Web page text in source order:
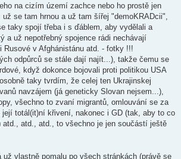
na cizím území zachce nebo ho prostě jen
se tam hrnou a už tam šířej "demoKRADcii",
taky spojí třeba i s ďáblem, aby vydělali a
a už nepotřebný spojence rádi nechávají
Rusové v Afghánistánu atd. - fotky !!!
odpůrců se stále dají najít...), takže čemu se
když dokonce bojovali proti politikou USA
taky tvrdím, že celej ten Ukrajinskej
navzájem (já geneticky Slovan nejsem...),
všechno to zvaní migrantů, omlouvání se za
její totál(it)ní křivení, nakonec i GD (tak, aby to co
atd., atd., atd., to všechno je jen součástí ještě
už vlastně pomalu po všech stránkách (právě se